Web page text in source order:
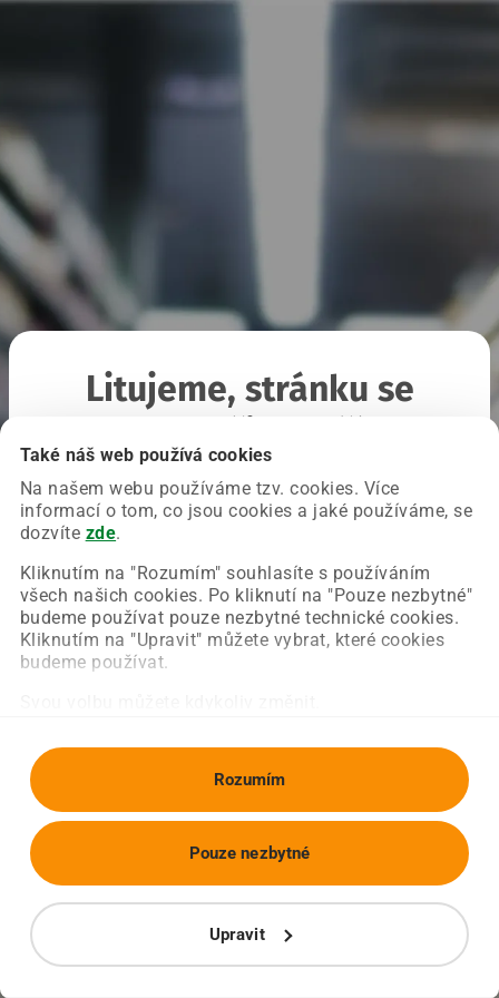
Také náš web používá cookies
Na našem webu používáme tzv. cookies. Více
informací o tom, co jsou cookies a jaké používáme, se
dozvíte zde.
Kliknutím na "Rozumím" souhlasíte s používáním
všech našich cookies. Po kliknutí na "Pouze nezbytné"
budeme používat pouze nezbytné technické cookies.
Kliknutím na "Upravit" můžete vybrat, které cookies
budeme používat.
Rozumím
Upravit
Pouze nezbytné
Litujeme, stránku se
Chyba nastala na naší straně a už ji opravujeme.
Zkuste prosím znovu načíst požadovanou stránku.
Obnovit stránku Úvodní strana